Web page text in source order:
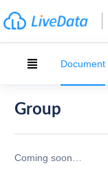
Document
Group
Coming soon…